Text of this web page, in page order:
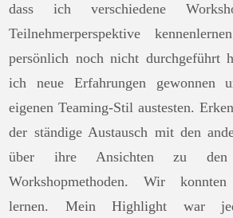
dass ich verschiedene
Teilnehmerperspektive
persönlich noch nicht durchgeführt
ich neue Erfahrungen gewonnen
eigenen Teaming-Stil austesten.
der ständige Austausch mit den
über ihre Ansichten zu den
Workshopmethoden. Wir
lernen. Mein Highlight war